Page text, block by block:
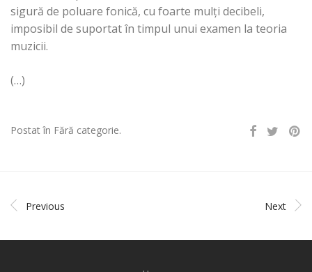
sigură de poluare fonică, cu foarte mulţi decibeli,
imposibil de suportat în timpul unui examen la teoria
muzicii.
(…)
Postat în Fără categorie.
Previous Next